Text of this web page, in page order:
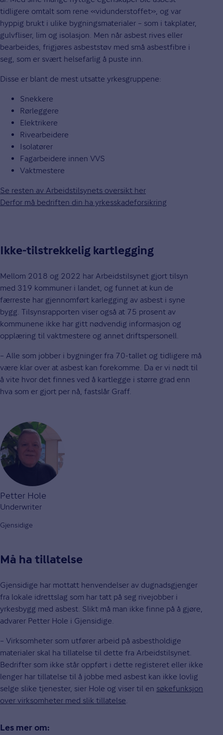
tidligere omtalt som rene «vidunderstoffet», og var
hyppig brukt i ulike bygningsmaterialer – som i takplater,
gulvfliser, lim og isolasjon. Men når asbest rives eller
bearbeides, frigjøres asbeststøv med små asbestfibre i
seg, som er svært helsefarlig å puste inn.
Disse er blant de mest utsatte yrkesgruppene:
Snekkere
Rørleggere
Elektrikere
Rivearbeidere
Isolatører
Fagarbeidere innen VVS
Vaktmestere
Se resten av Arbeidstilsynets oversikt her
Derfor må bedriften din ha yrkesskadeforsikring
Ikke-tilstrekkelig kartlegging
Mellom 2018 og 2022 har Arbeidstilsynet gjort tilsyn
med 319 kommuner i landet, og funnet at kun de
færreste har gjennomført karlegging av asbest i syne
bygg. Tilsynsrapporten viser også at 75 prosent av
kommunene ikke har gitt nødvendig informasjon og
opplæring til vaktmestere og annet driftspersonell.
– Alle som jobber i bygninger fra 70-tallet og tidligere må
være klar over at asbest kan forekomme. Da er vi nødt til
å vite hvor det finnes ved å kartlegge i større grad enn
hva som er gjort per nå, fastslår Graff.
Petter Hole
Underwriter
Gjensidige
Må ha tillatelse
Gjensidige har mottatt henvendelser av dugnadsgjenger
fra lokale idrettslag som har tatt på seg rivejobber i
yrkesbygg med asbest. Slikt må man ikke finne på å gjøre,
advarer Petter Hole i Gjensidige.
– Virksomheter som utfører arbeid på asbestholdige
materialer skal ha tillatelse til dette fra Arbeidstilsynet.
Bedrifter som ikke står oppført i dette registeret eller ikke
lenger har tillatelse til å jobbe med asbest kan ikke lovlig
selge slike tjenester, sier Hole og viser til en søkefunksjon
over virksomheter med slik tillatelse.
Les mer om: